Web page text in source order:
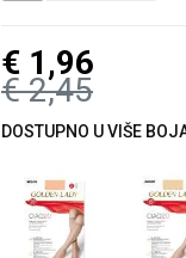
€ 2,45
€ 1,96
DOSTUPNO U VIŠE